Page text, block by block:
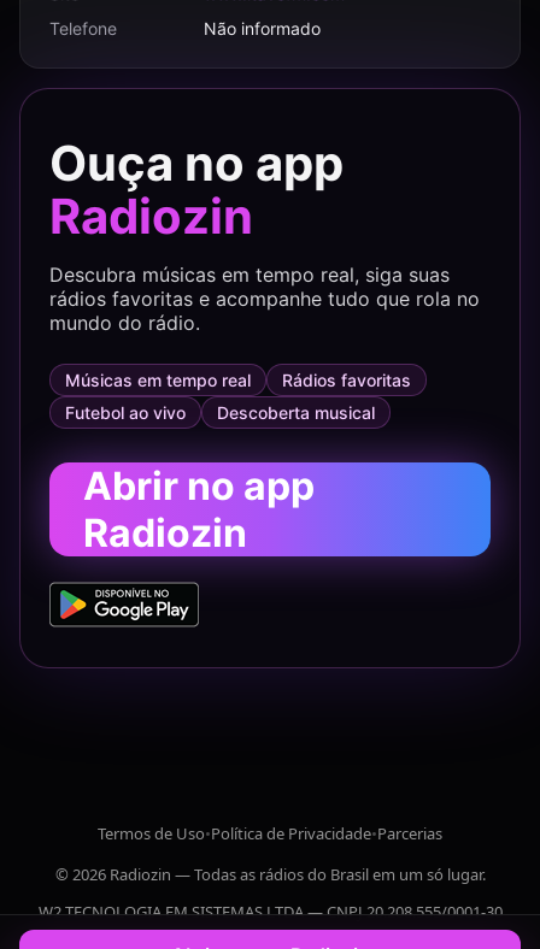
Telefone
Não informado
Ouça no app
Radiozin
Descubra músicas em tempo real, siga suas
rádios favoritas e acompanhe tudo que rola no
mundo do rádio.
Músicas em tempo real
Rádios favoritas
Futebol ao vivo
Descoberta musical
Abrir no app
Radiozin
Termos de Uso•Política de Privacidade•Parcerias
© 2026 Radiozin — Todas as rádios do Brasil em um só lugar.
W2 TECNOLOGIA EM SISTEMAS LTDA — CNPJ 20.208.555/0001-30